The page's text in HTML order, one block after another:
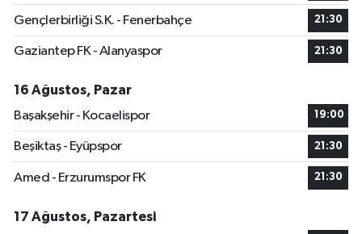
Gençlerbirliği S.K. - Fenerbahçe 21:30
Gaziantep FK - Alanyaspor 21:30
16 Ağustos, Pazar
Başakşehir - Kocaelispor
19:00
Beşiktaş - Eyüpspor 21:30
Amed - Erzurumspor FK 21:30
17 Ağustos, Pazartesi